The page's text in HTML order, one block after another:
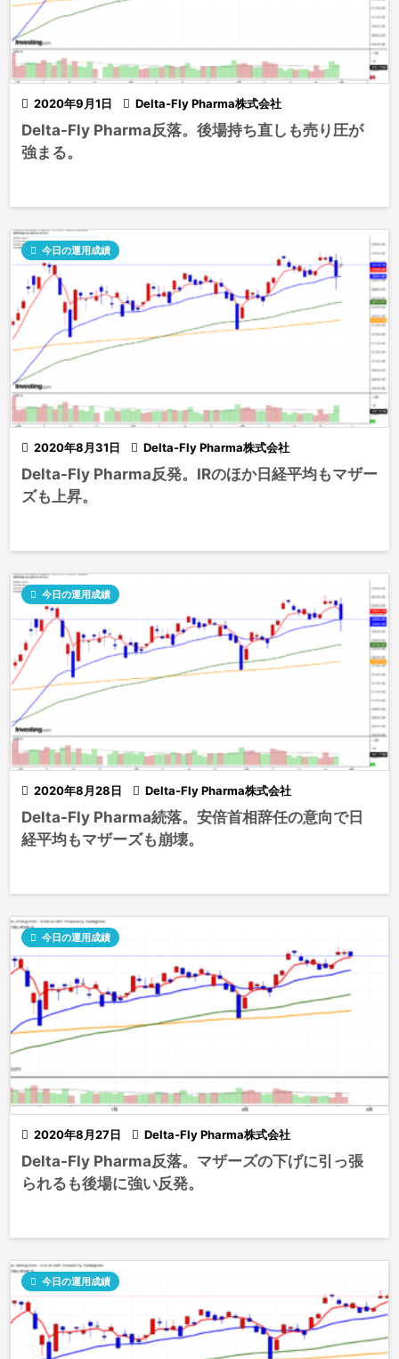
 2020年9月1日  Delta-Fly Pharma株式会社
Delta-Fly Pharma反落。後場持ち直しも売り圧が
強まる。
 2020年8月31日
 今日の運用成績
 Delta-Fly Pharma株式会社
Delta-Fly Pharma反発。IRのほか日経平均もマザー
ズも上昇。
 2020年8月28日
 今日の運用成績
 Delta-Fly Pharma株式会社
Delta-Fly Pharma続落。安倍首相辞任の意向で日
経平均もマザーズも崩壊。
 2020年8月27日
 今日の運用成績
 Delta-Fly Pharma株式会社
Delta-Fly Pharma反落。マザーズの下げに引っ張
られるも後場に強い反発。
 今日の運用成績